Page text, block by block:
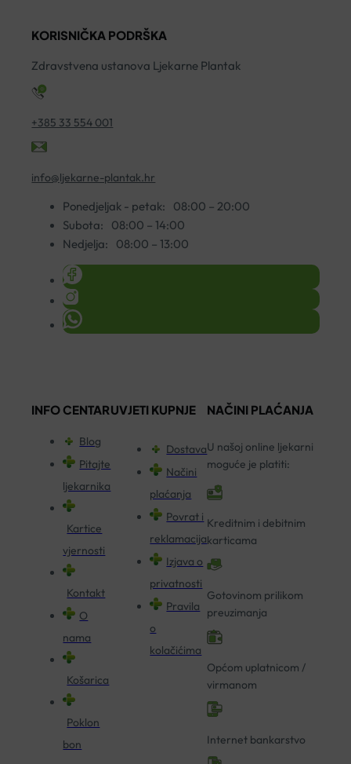
količina
KORISNIČKA PODRŠKA
Zdravstvena ustanova Ljekarne Plantak
+385 33 554 001
info@ljekarne-plantak.hr
Ponedjeljak - petak:
08:00 – 20:00
Subota:
08:00 – 14:00
Nedjelja:
08:00 – 13:00
INFO CENTAR
Blog
Pitajte
ljekarnika
Kartice
vjernosti
Kontakt
O
nama
Košarica
Poklon
bon
UVJETI KUPNJE
Dostava
Načini
plaćanja
Povrat i
reklamacija
Izjava o
privatnosti
Pravila
o
kolačićima
NAČINI PLAĆANJA
U našoj online ljekarni
moguće je platiti:
Kreditnim i debitnim
karticama
Gotovinom prilikom
preuzimanja
Općom uplatnicom /
virmanom
Internet bankarstvo